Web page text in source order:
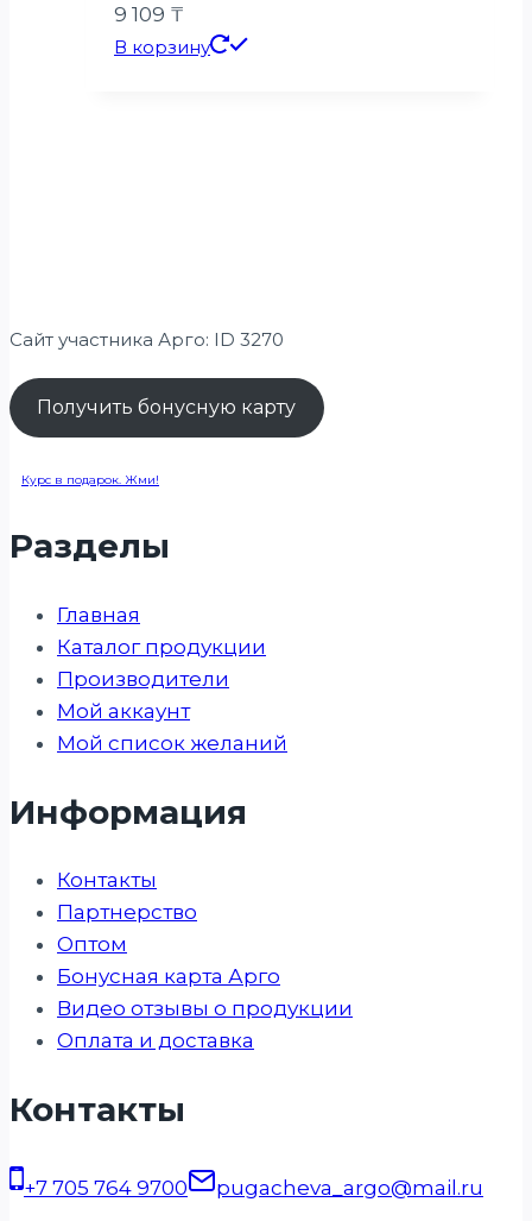
9 109 ₸
В корзину
Сайт участника Арго: ID 3270
Получить бонусную карту
Курс в подарок. Жми!
Разделы
Главная
Каталог продукции
Производители
Мой аккаунт
Мой список желаний
Информация
Контакты
Партнерство
Оптом
Бонусная карта Арго
Видео отзывы о продукции
Оплата и доставка
Контакты
+7 705 764 9700 pugacheva_argo@mail.ru